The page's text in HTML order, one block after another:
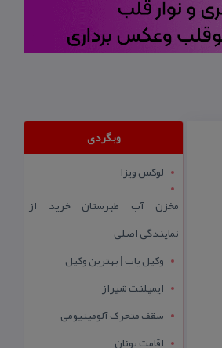
وبگردی
لوکس ویزا
مخزن آب طبرستان خرید از
نمایندگی اصلی
وکیل یاب | بهترین وکیل
ایمپلنت شیراز
سقف متحرک آلومینیومی
اقامت یونان